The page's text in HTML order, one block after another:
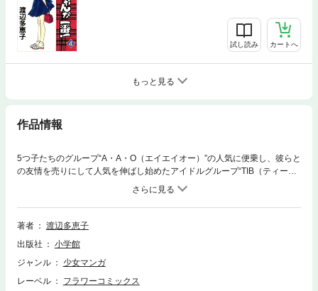
試し読み カートへ
もっと見る
作品情報
5つ子たちのグループ“A・A・O（エイエイオー）”の人気に便乗し、彼らと
の友情を売りにして人気を伸ばし始めたアイドルグループ“TIB（ティー
ブ）”。しかしそれは、TIBが所属するセントラルプロの戦略だった。ライ
バルプロダクションの戦略に、はまってしまった5つ子たち。利用された
本人たちは気にしていなかったが、TIBの友情は本物だと信じていたはじ
めは大ショック。ことの真相をTIBに確かめたが、それが本当だと知り、
先日、亮にその気はなくても、彼から言われたきつい一言に耐えかね、外
に飛び出したはじめは！？●収録作品はじめちゃんが一番！
著者
渡辺多恵子
出版社
小学館
ジャンル
少女マンガ
レーベル
フラワーコミックス